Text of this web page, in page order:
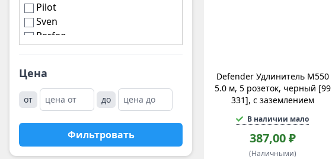
Pilot
Sven
Perfeo
EXEGATE
Ippon
PowerCube
Csb
LENOVO
Цена
от до
Фильтровать
Defender Удлинитель M550
5.0 м, 5 розеток, черный [99
331], с заземлением
В наличии мало
387,00 ₽
(Наличными)